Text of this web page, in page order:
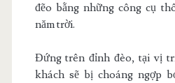
đẽo bằng những công cụ
năm trời.
Đứng trên đỉnh đèo, tại vị
khách sẽ bị choáng ngợp